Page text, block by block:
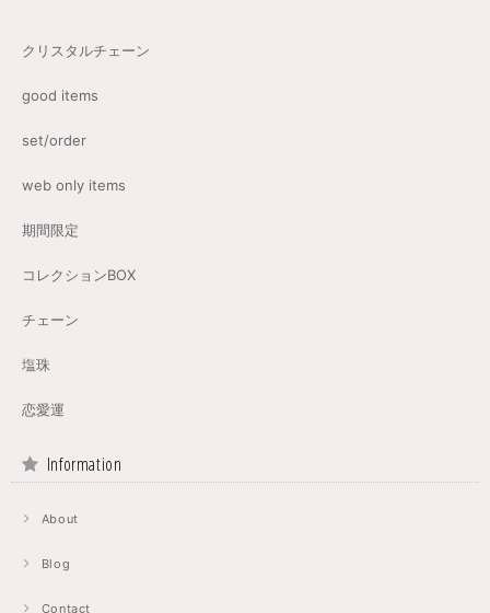
クリスタルチェーン
good items
set/order
web only items
期間限定
コレクションBOX
チェーン
塩珠
恋愛運
Information
About
Blog
Contact